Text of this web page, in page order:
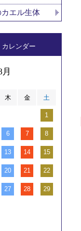
エル生体
カレンダー
木 金 土
1
6 7 8
13 14 15
20 21 22
27 28 29